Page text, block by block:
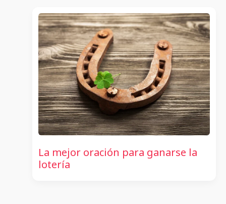
La mejor oración para ganarse la
lotería